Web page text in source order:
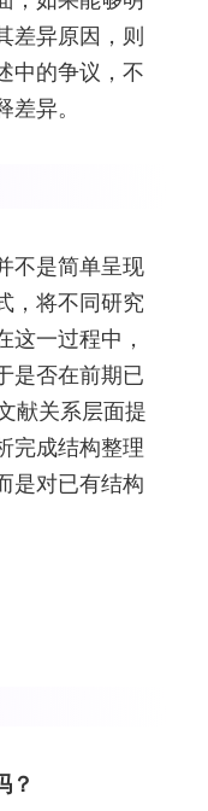
差异原因，则
中的争议，不
异。
不是简单呈现
，将不同研究
这一过程中，
是否在前期已
献关系层面提
完成结构整理
是对已有结构
？